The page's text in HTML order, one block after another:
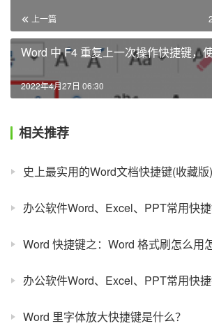
上一篇
Word 中 F4 重复上一次操作快捷键，
2022年4月27日 06:30
相关推荐
史上最实用的Word文档快捷键(收藏版)
办公软件Word、Excel、PPT常用快捷
办公软件Word、Excel、PPT常用快捷
Word 里字体放大快捷键是什么？